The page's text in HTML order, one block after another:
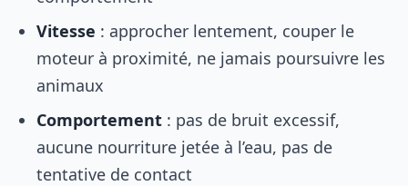
Vitesse : approcher lentement, couper le
moteur à proximité, ne jamais poursuivre les
animaux
Comportement : pas de bruit excessif,
aucune nourriture jetée à l’eau, pas de
tentative de contact